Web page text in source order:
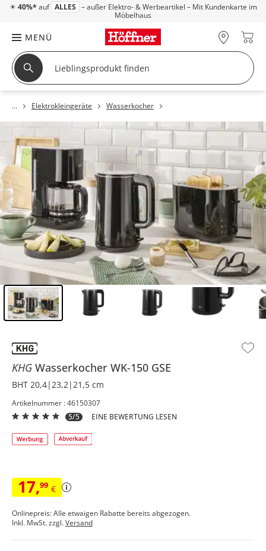
☀ 40%* auf ALLES – außer Elektro- & Werbeartikel – Mit Kundenkarte im
Möbelhaus
MENÜ
Elektrokleingeräte Wasserkocher
KHG Wasserkocher WK-150 GSE
BHT 20,4|23,2|21,5 cm
Artikelnummer : 46150307
5/5
EINE BEWERTUNG LESEN
17,99 €
Onlinepreis: Alle etwaigen Rabatte bereits abgezogen.
Inkl. MwSt. zzgl.Versand